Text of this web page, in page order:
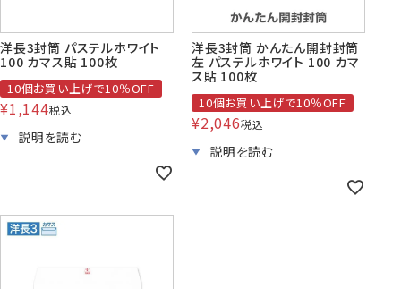
洋長3封筒 パステルホワイト
100 カマス貼 100枚
10個お買い上げで10％OFF
¥1,144税込
洋長3封筒 かんたん開封封筒
左 パステルホワイト 100 カマ
ス貼 100枚
10個お買い上げで10％OFF
¥2,046税込